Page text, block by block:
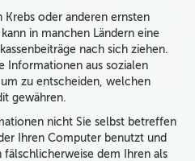
Krebs oder anderen ernsten
in manchen Ländern eine
nach sich ziehen.
Informationen aus sozialen
zu entscheiden, welchen
gewähren.
nicht Sie selbst betreffen
Ihren Computer benutzt und
dem Ihren als